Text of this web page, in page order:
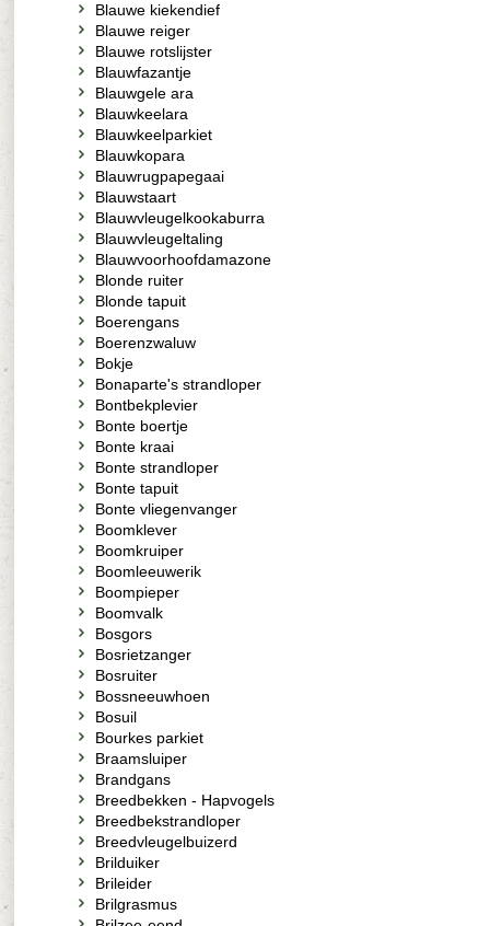
Blauwe kiekendief
Blauwe reiger
Blauwe rotslijster
Blauwfazantje
Blauwgele ara
Blauwkeelara
Blauwkeelparkiet
Blauwkopara
Blauwrugpapegaai
Blauwstaart
Blauwvleugelkookaburra
Blauwvleugeltaling
Blauwvoorhoofdamazone
Blonde ruiter
Blonde tapuit
Boerengans
Boerenzwaluw
Bokje
Bonaparte's strandloper
Bontbekplevier
Bonte boertje
Bonte kraai
Bonte strandloper
Bonte tapuit
Bonte vliegenvanger
Boomklever
Boomkruiper
Boomleeuwerik
Boompieper
Boomvalk
Bosgors
Bosrietzanger
Bosruiter
Bossneeuwhoen
Bosuil
Bourkes parkiet
Braamsluiper
Brandgans
Breedbekken - Hapvogels
Breedbekstrandloper
Breedvleugelbuizerd
Brilduiker
Brileider
Brilgrasmus